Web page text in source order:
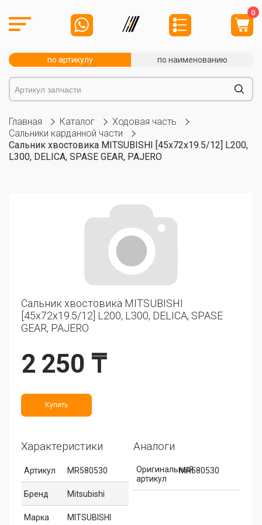
0
по артикулу по наименованию
Главная Каталог
Ходовая часть
Сальники карданной части
Сальник хвостовика MITSUBISHI [45x72x19.5/12] L200,
L300, DELICA, SPASE GEAR, PAJERO
Сальник хвостовика MITSUBISHI
[45x72x19.5/12] L200, L300, DELICA, SPASE
GEAR, PAJERO
2 250 ₸
Купить
Характеристики
Артикул MR580530
Бренд Mitsubishi
Марка MITSUBISHI
Аналоги
Оригинальный
артикул
MR580530